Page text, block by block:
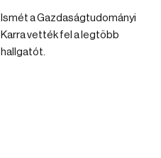
Ismét a Gazdaságtudományi
Karra vették fel a legtöbb
hallgatót.